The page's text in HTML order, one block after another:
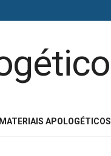
MATERIAIS APOLOGÉTICOS